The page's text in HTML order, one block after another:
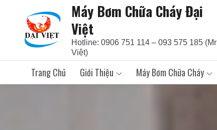
content
Máy Bơm Chữa Cháy Đại
Việt
Hotline: 0906 751 114 – 093 575 185 (Mr
Việt)
Trang Chủ Giới Thiệu Máy Bơm Chữa Cháy